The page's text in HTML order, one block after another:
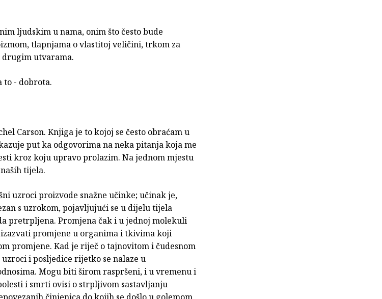
ljudskim u nama, onim što često bude
tlapnjama o vlastitoj veličini, trkom za
drugim utvarama.
to - dobrota.
Carson. Knjiga je to kojoj se često obraćam u
put ka odgovorima na neka pitanja koja me
kroz koju upravo prolazim. Na jednom mjestu
tijela.
uzroci proizvode snažne učinke; učinak je,
s uzrokom, pojavljujući se u dijelu tijela
pretrpljena. Promjena čak i u jednoj molekuli
promjene u organima i tkivima koji
promjene. Kad je riječ o tajnovitom i čudesnom
i posljedice rijetko se nalaze u
Mogu biti širom raspršeni, i u vremenu i
i smrti ovisi o strpljivom sastavljanju
činjenica do kojih se došlo u golemom